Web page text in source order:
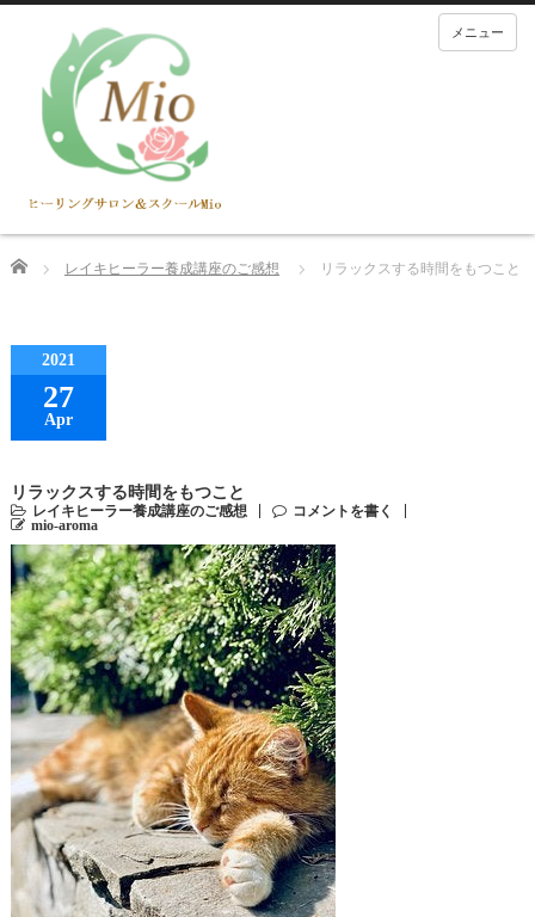
メニュー
Home レイキヒーラー養成講座のご感想 リラックスする時間をもつこと
2021
27
Apr
リラックスする時間をもつこと
レイキヒーラー養成講座のご感想
コメントを書く
mio-aroma